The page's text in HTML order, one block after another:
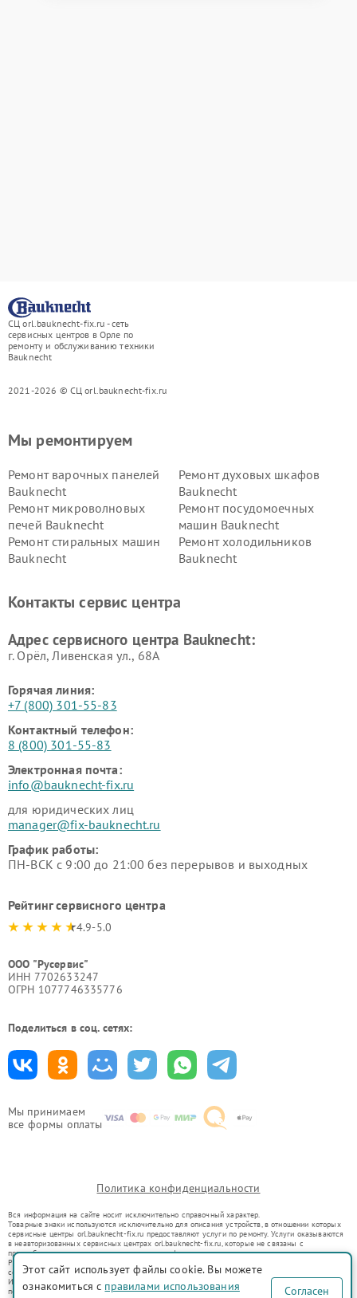
СЦ orl.bauknecht-fix.ru - сеть
сервисных центров в Орле по
ремонту и обслуживанию техники
Bauknecht
2021-2026 © СЦ orl.bauknecht-fix.ru
Мы принимаем
все формы оплаты
Мы ремонтируем
Ремонт варочных панелей
Bauknecht
Ремонт духовых шкафов
Bauknecht
Ремонт микроволновых
печей Bauknecht
Ремонт посудомоечных
машин Bauknecht
Ремонт стиральных машин
Bauknecht
Ремонт холодильников
Bauknecht
Контакты сервис центра
Адрес сервисного центра Bauknecht:
г. Орёл, Ливенская ул., 68А
Горячая линия:
+7 (800) 301-55-83
Контактный телефон:
8 (800) 301-55-83
Электронная почта:
info@bauknecht-fix.ru
для юридических лиц
manager@fix-bauknecht.ru
График работы:
ПН-ВСК с 9:00 до 21:00 без перерывов и выходных
Рейтинг сервисного центра
4.9-5.0
ООО "Русервис"
ИНН 7702633247
ОГРН 1077746335776
Поделиться в соц. сетях:
Политика конфиденциальности
Вся информация на сайте носит исключительно справочный характер.
Товарные знаки используются исключительно для описания устройств, в отношении которых
сервисные центры orl.bauknecht-fix.ru предоставляют услуги по ремонту. Услуги оказываются
в неавторизованных сервисных центрах orl.bauknecht-fix.ru, которые не связаны с
правообладателями товарных знаков или их официальными представителями.
Ремонт осуществляется для устройств, уже введенных в гражданский оборот в соответствии
со статьей 1487 ГК РФ.
Использование товарных знаков не преследует цели индивидуализации услуг или введения
потребителей в заблуждение, а служит для информирования о предоставляемых услугах по
Этот сайт использует файлы cookie. Вы можете
ознакомиться с правилами использования
Согласен